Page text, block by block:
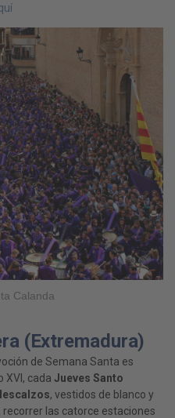
Calanda
(Extremadura)
de Semana Santa es
XVI, cada Jueves Santo
, vestidos de blanco y
las catorce estaciones